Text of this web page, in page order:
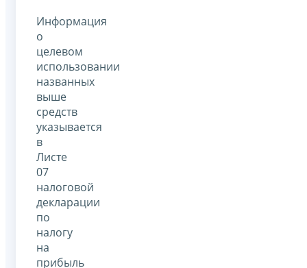
Информация
о
целевом
использовании
названных
выше
средств
указывается
в
Листе
07
налоговой
декларации
по
налогу
на
прибыль